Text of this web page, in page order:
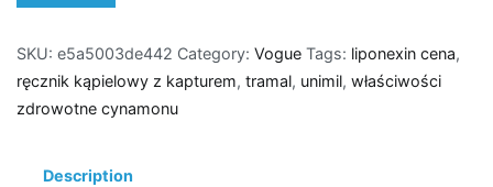
SKU: e5a5003de442 Category: Vogue Tags: liponexin cena,
ręcznik kąpielowy z kapturem, tramal, unimil, właściwości
zdrowotne cynamonu
Description